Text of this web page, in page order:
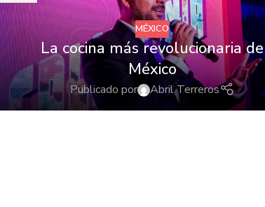
MÉXICO
La cocina más revolucionaria de
México
Publicado por Abril Terreros